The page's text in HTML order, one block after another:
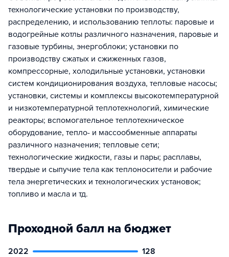
технологические установки по производству,
распределению, и использованию теплоты: паровые и
водогрейные котлы различного назначения, паровые и
газовые турбины, энергоблоки; установки по
производству сжатых и сжиженных газов,
компрессорные, холодильные установки, установки
систем кондиционирования воздуха, тепловые насосы;
установки, системы и комплексы высокотемпературной
и низкотемпературной теплотехнологий, химические
реакторы; вспомогательное теплотехническое
оборудование, тепло- и массообменные аппараты
различного назначения; тепловые сети;
технологические жидкости, газы и пары; расплавы,
твердые и сыпучие тела как теплоносители и рабочие
тела энергетических и технологических установок;
топливо и масла и тд.
Проходной балл на бюджет
2022
128